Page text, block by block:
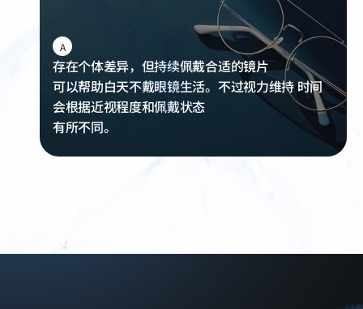
A
存在个体差异，但持续佩戴合适的镜片
可以帮助白天不戴眼镜生活。 不过视力维持 时间
会根据近视程度和佩戴状态
有所不同。